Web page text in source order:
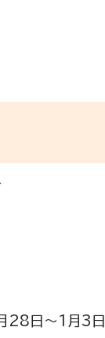
日～1月3日